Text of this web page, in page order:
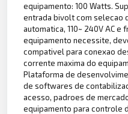
equipamento: 100 Watts.
entrada bivolt com selecao
automatica, 110~ 240V AC e
equipamento necessite,
compativel para conexao
corrente maxima do
Plataforma de
de softwares de
acesso, padroes de
equipamento para controle